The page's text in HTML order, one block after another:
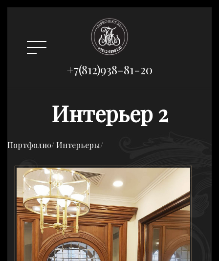
+7(812)938-81-20
Интерьер 2
Портфолио/ Интерьеры/